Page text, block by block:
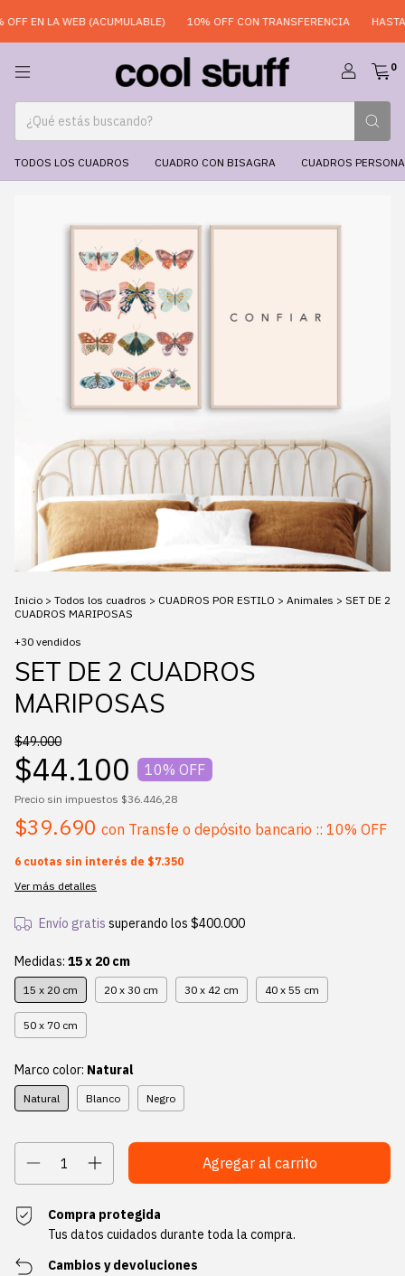
EN LA WEB (ACUMULABLE) 10% OFF CON TRANSFERENCIA HASTA
0
TODOS LOS CUADROS CUADRO CON BISAGRA CUADROS
Inicio > Todos los cuadros > CUADROS POR ESTILO > Animales > SET DE 2
CUADROS MARIPOSAS
+30 vendidos
SET DE 2 CUADROS
MARIPOSAS
$49.000
$44.100 10% OFF
Precio sin impuestos $36.446,28
$39.690 con Transfe o depósito bancario :: 10% OFF
6 cuotas sin interés de $7.350
Ver más detalles
Envío gratis superando los $400.000
Medidas: 15 x 20 cm
15 x 20 cm 20 x 30 cm 30 x 42 cm 40 x 55 cm
50 x 70 cm
Marco color: Natural
Natural Blanco Negro
Compra protegida
Tus datos cuidados durante toda la compra.
Cambios y devoluciones